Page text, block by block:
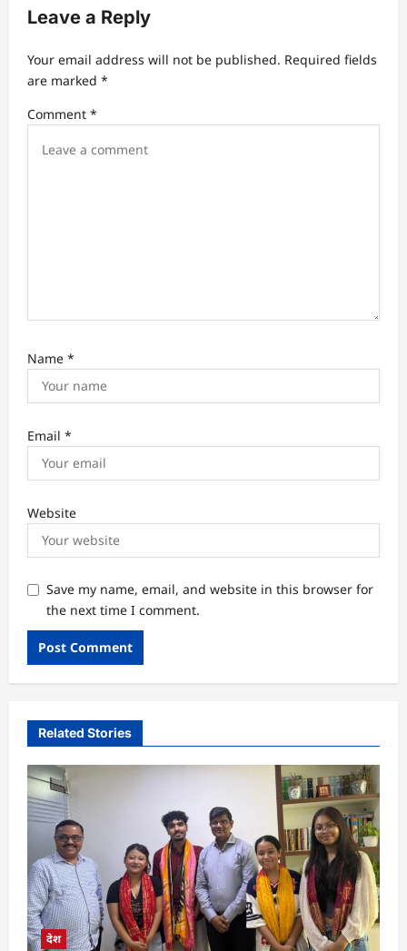
g
a
t
i
Leave a Reply
Your email address will not be published. Required fields
are marked *
Comment *
Name *
Email *
Website
Save my name, email, and website in this browser for
the next time I comment.
Related Stories
देश